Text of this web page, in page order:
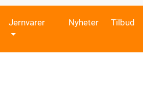
Jernvarer Nyheter Tilbud